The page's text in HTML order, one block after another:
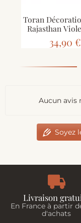
Toran
Rajasthan
34,90 €
Aucun avis
Soyez
Livraison
En France à partir
d'achats